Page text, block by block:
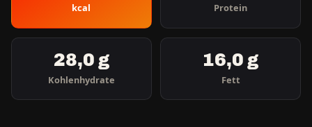
kcal Protein
28,0 g
Kohlenhydrate
16,0 g
Fett